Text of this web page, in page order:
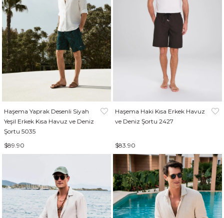
Haşema Yaprak Desenli Siyah
Yeşil Erkek Kısa Havuz ve Deniz
Şortu 5035
$89.90
Haşema Haki Kısa Erkek Havuz
ve Deniz Şortu 2427
$83.90